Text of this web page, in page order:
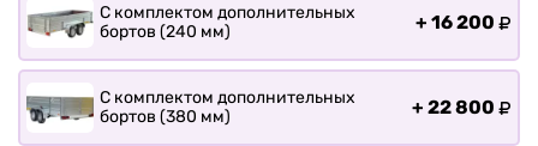
С комплектом дополнительных
бортов (240 мм)
+ 16 200
С комплектом дополнительных
бортов (380 мм)
+ 22 800